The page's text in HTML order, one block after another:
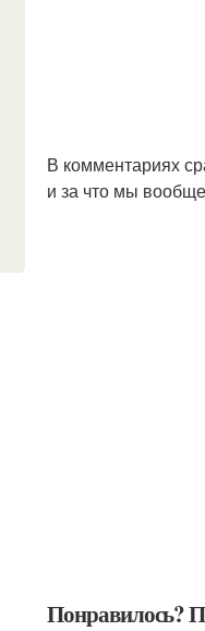
В комментариях
и за что мы
Понравилось?